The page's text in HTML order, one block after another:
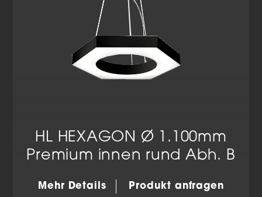
HL HEXAGON Ø 1.100mm
Premium innen rund Abh. B
Mehr Details Produkt anfragen